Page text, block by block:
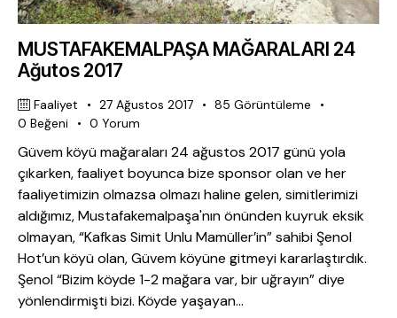
MUSTAFAKEMALPAŞA MAĞARALARI 24
Ağutos 2017
Faaliyet 27 Ağustos 2017 85 Görüntüleme
0 Beğeni 0 Yorum
Güvem köyü mağaraları 24 ağustos 2017 günü yola
çıkarken, faaliyet boyunca bize sponsor olan ve her
faaliyetimizin olmazsa olmazı haline gelen, simitlerimizi
aldığımız, Mustafakemalpaşa'nın önünden kuyruk eksik
olmayan, “Kafkas Simit Unlu Mamüller’in” sahibi Şenol
Hot’un köyü olan, Güvem köyüne gitmeyi kararlaştırdık.
Şenol “Bizim köyde 1-2 mağara var, bir uğrayın” diye
yönlendirmişti bizi. Köyde yaşayan…